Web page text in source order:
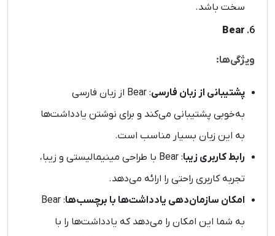
سخت باشد.
6.
Bear
ویژگی‌ها:
پشتیبانی از زبان فارسی
: Bear از زبان فارسی
به‌خوبی پشتیبانی می‌کند و برای نوشتن یادداشت‌ها
به این زبان بسیار مناسب است.
رابط کاربری زیبا
: Bear با طراحی مینیمالیستی و زیبا،
تجربه کاربری راحتی را ارائه می‌دهد.
امکان سازمان‌دهی یادداشت‌ها با برچسب‌ها : Bear
به شما این امکان را می‌دهد که یادداشت‌ها را با